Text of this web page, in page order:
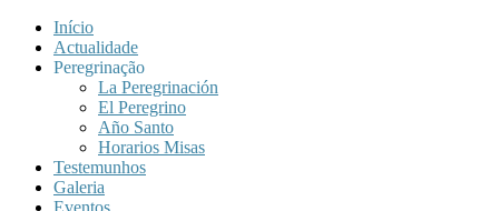
Início
Actualidade
Peregrinação
La Peregrinación
El Peregrino
Año Santo
Horarios Misas
Testemunhos
Galeria
Eventos